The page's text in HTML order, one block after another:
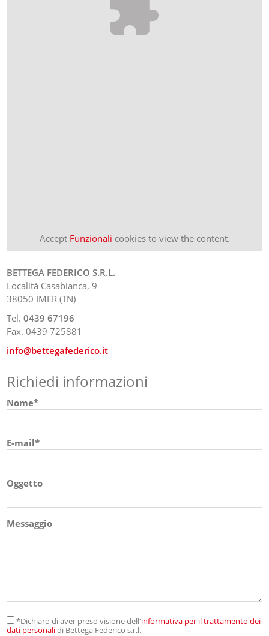
Accept Funzionali cookies to view the content.
BETTEGA FEDERICO S.R.L.
Località Casabianca, 9
38050 IMER (TN)
Tel. 0439 67196
Fax. 0439 725881
info@bettegafederico.it
Richiedi informazioni
Nome*
E-mail*
Oggetto
Messaggio
*Dichiaro di aver preso visione dell'informativa per il trattamento dei
dati personalidi Bettega Federico s.r.l.